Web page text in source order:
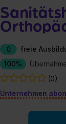
0
freie
100%
(0)
Unternehmen